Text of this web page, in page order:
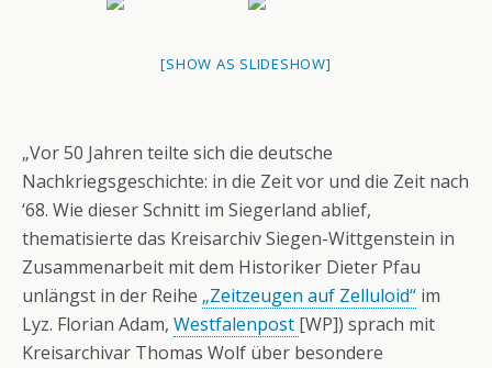
[SHOW AS SLIDESHOW]
„Vor 50 Jahren teilte sich die deutsche
Nachkriegsgeschichte: in die Zeit vor und die Zeit nach
‘68. Wie dieser Schnitt im Siegerland ablief,
thematisierte das Kreisarchiv Siegen-Wittgenstein in
Zusammenarbeit mit dem Historiker Dieter Pfau
unlängst in der Reihe „Zeitzeugen auf Zelluloid“ im
Lyz. Florian Adam, Westfalenpost [WP]) sprach mit
Kreisarchivar Thomas Wolf über besondere